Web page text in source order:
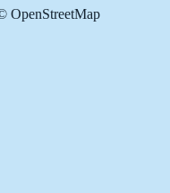
OpenStreetMap